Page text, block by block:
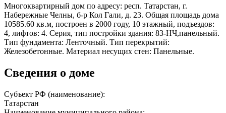
Многоквартирный дом по адресу: респ. Татарстан, г.
Набережные Челны, б-р Кол Гали, д. 23. Общая площадь дома
10585.60 кв.м, построен в 2000 году, 10 этажный, подъездов:
4, лифтов: 4. Серия, тип постройки здания: 83-НЧ,панельный.
Тип фундамента: Ленточный. Тип перекрытий:
Железобетонные. Материал несущих стен: Панельные.
Сведения о доме
Субъект РФ (наименование):
Татарстан